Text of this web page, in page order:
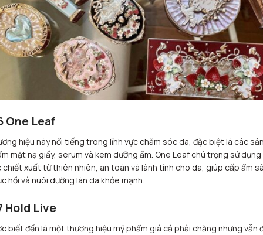
One Leaf
hiệu này nổi tiếng trong lĩnh vực chăm sóc da, đặc biệt là các
mặt nạ giấy, serum và kem dưỡng ẩm. One Leaf chú trọng sử dụng
chiết xuất từ thiên nhiên, an toàn và lành tính cho da, giúp cấp ẩm
hồi và nuôi dưỡng làn da khỏe mạnh.
Hold Live
biết đến là một thương hiệu mỹ phẩm giá cả phải chăng nhưng vẫn